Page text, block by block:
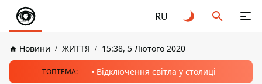
RU
Новини ЖИТТЯ 15:38, 5 Лютого 2020
ТОПТЕМА: Відключення світла у столиці